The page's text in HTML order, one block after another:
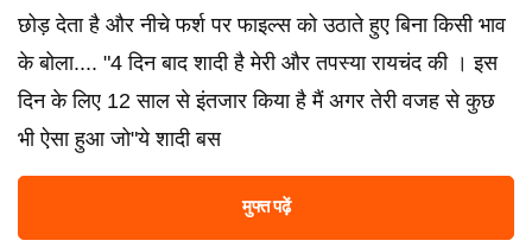
छोड़ देता है और नीचे फर्श पर फाइल्स को उठाते हुए बिना किसी भाव
के बोला.... "4 दिन बाद शादी है मेरी और तपस्या रायचंद की । इस
दिन के लिए 12 साल से इंतजार किया है मैं अगर तेरी वजह से कुछ
भी ऐसा हुआ जो"ये शादी बस
मुफ्त पढ़ें